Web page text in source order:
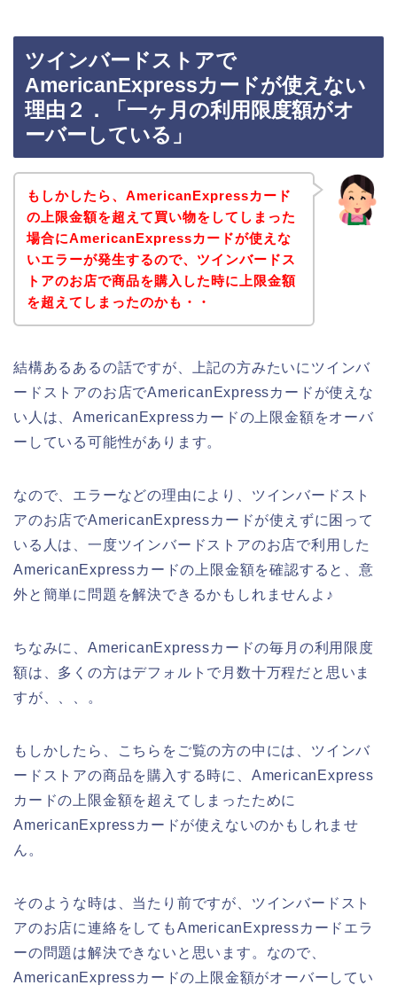
ツインバードストアで
AmericanExpressカードが使えない
理由２．「一ヶ月の利用限度額がオ
ーバーしている」
もしかしたら、AmericanExpressカード
の上限金額を超えて買い物をしてしまった
場合にAmericanExpressカードが使えな
いエラーが発生するので、ツインバードス
トアのお店で商品を購入した時に上限金額
を超えてしまったのかも・・
結構あるあるの話ですが、上記の方みたいにツインバ
ードストアのお店でAmericanExpressカードが使えな
い人は、AmericanExpressカードの上限金額をオーバ
ーしている可能性があります。
なので、エラーなどの理由により、ツインバードスト
アのお店でAmericanExpressカードが使えずに困って
いる人は、一度ツインバードストアのお店で利用した
AmericanExpressカードの上限金額を確認すると、意
外と簡単に問題を解決できるかもしれませんよ♪
ちなみに、AmericanExpressカードの毎月の利用限度
額は、多くの方はデフォルトで月数十万程だと思いま
すが、、、。
もしかしたら、こちらをご覧の方の中には、ツインバ
ードストアの商品を購入する時に、AmericanExpress
カードの上限金額を超えてしまったために
AmericanExpressカードが使えないのかもしれませ
ん。
そのような時は、当たり前ですが、ツインバードスト
アのお店に連絡をしてもAmericanExpressカードエラ
ーの問題は解決できないと思います。なので、
AmericanExpressカードの上限金額がオーバーしてい